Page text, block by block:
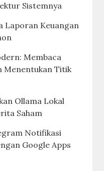
Sistemnya
Laporan Keuangan
Membaca
Menentukan Titik
Ollama Lokal
Saham
Notifikasi
Google Apps